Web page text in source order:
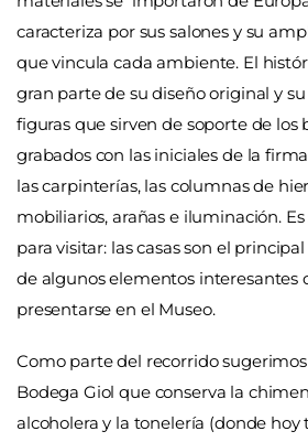
caracteriza por sus salones y su
que vincula cada ambiente. El
gran parte de su diseño original y
figuras que sirven de soporte de los
grabados con las iniciales de la
las carpinterías, las columnas de
mobiliarios, arañas e iluminación.
para visitar: las casas son el
de algunos elementos interesantes
presentarse en el Museo.
Como parte del recorrido
Bodega Giol que conserva la
alcoholera y la tonelería (donde hoy